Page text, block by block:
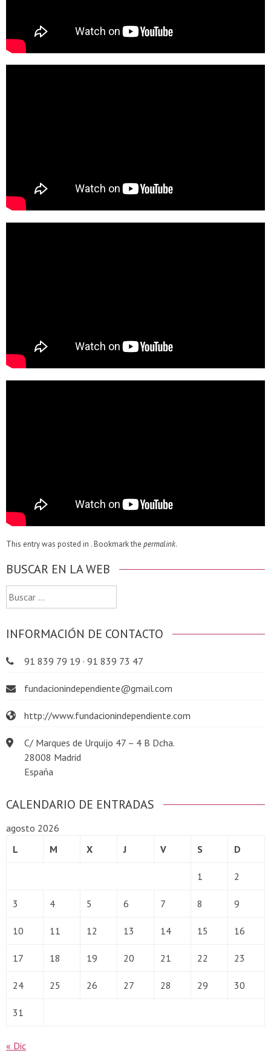
This entry was posted in . Bookmark the permalink.
BUSCAR EN LA WEB
Buscar:
INFORMACIÓN DE CONTACTO
91 839 79 19 · 91 839 73 47
fundacionindependiente@gmail.com
http://www.fundacionindependiente.com
C/ Marques de Urquijo 47 – 4 B Dcha.
28008 Madrid
España
CALENDARIO DE ENTRADAS
agosto 2026
L
M X J V S D
1 2
3 4 5 6 7 8 9
10 11 12 13 14 15 16
17 18 19 20 21 22 23
24 25 26 27 28 29 30
31
« Dic